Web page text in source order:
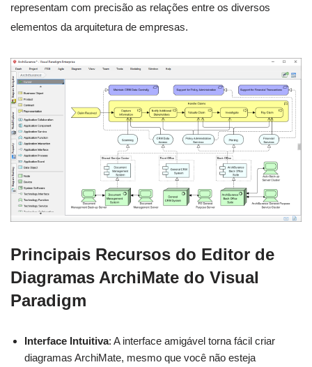
representam com precisão as relações entre os diversos
elementos da arquitetura de empresas.
Principais Recursos do Editor de
Diagramas ArchiMate do Visual
Paradigm
Interface Intuitiva: A interface amigável torna fácil criar
diagramas ArchiMate, mesmo que você não esteja